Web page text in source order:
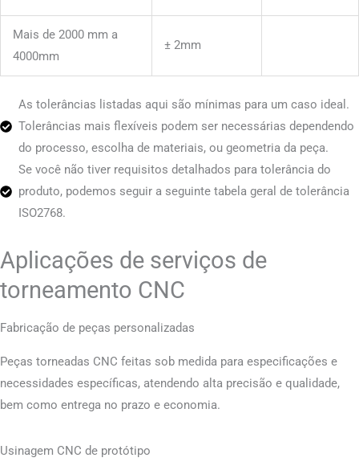
Mais de 2000 mm a
4000mm
± 2mm
As tolerâncias listadas aqui são mínimas para um caso ideal.
Tolerâncias mais flexíveis podem ser necessárias dependendo
do processo, escolha de materiais, ou geometria da peça.
Se você não tiver requisitos detalhados para tolerância do
produto, podemos seguir a seguinte tabela geral de tolerância
ISO2768.
Aplicações de serviços de
torneamento CNC
Fabricação de peças personalizadas
Peças torneadas CNC feitas sob medida para especificações e
necessidades específicas, atendendo alta precisão e qualidade,
bem como entrega no prazo e economia.
Usinagem CNC de protótipo